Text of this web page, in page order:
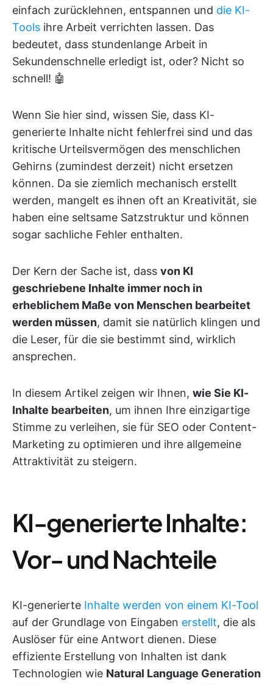
einfach zurücklehnen, entspannen und die KI-
Tools ihre Arbeit verrichten lassen. Das
bedeutet, dass stundenlange Arbeit in
Sekundenschnelle erledigt ist, oder? Nicht so
schnell! 🤖
Wenn Sie hier sind, wissen Sie, dass KI-
generierte Inhalte nicht fehlerfrei sind und das
kritische Urteilsvermögen des menschlichen
Gehirns (zumindest derzeit) nicht ersetzen
können. Da sie ziemlich mechanisch erstellt
werden, mangelt es ihnen oft an Kreativität, sie
haben eine seltsame Satzstruktur und können
sogar sachliche Fehler enthalten.
Der Kern der Sache ist, dass von KI
geschriebene Inhalte immer noch in
erheblichem Maße von Menschen bearbeitet
werden müssen, damit sie natürlich klingen und
die Leser, für die sie bestimmt sind, wirklich
ansprechen.
In diesem Artikel zeigen wir Ihnen, wie Sie KI-
Inhalte bearbeiten, um ihnen Ihre einzigartige
Stimme zu verleihen, sie für SEO oder Content-
Marketing zu optimieren und ihre allgemeine
Attraktivität zu steigern.
KI-generierte Inhalte:
Vor- und Nachteile
KI-generierte Inhalte werden von einem KI-Tool
auf der Grundlage von Eingaben erstellt, die als
Auslöser für eine Antwort dienen. Diese
effiziente Erstellung von Inhalten ist dank
Technologien wie Natural Language Generation